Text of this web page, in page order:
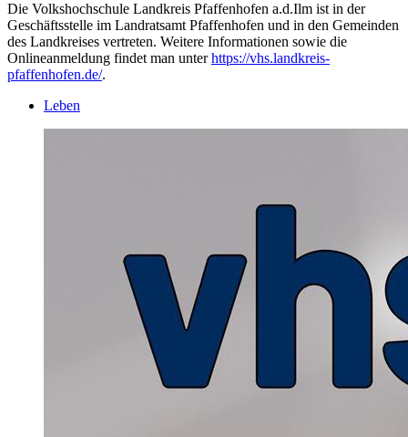
Die Volkshochschule Landkreis Pfaffenhofen a.d.Ilm ist in der
Geschäftsstelle im Landratsamt Pfaffenhofen und in den Gemeinden
des Landkreises vertreten. Weitere Informationen sowie die
Onlineanmeldung findet man unterhttps://vhs.landkreis-
pfaffenhofen.de/.
Leben